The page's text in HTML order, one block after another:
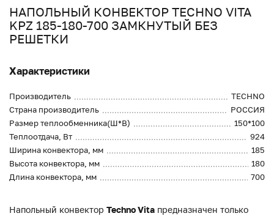
НАПОЛЬНЫЙ КОНВЕКТОР TECHNO VITA
KPZ 185-180-700 ЗАМКНУТЫЙ БЕЗ
РЕШЕТКИ
Характеристики
Производитель
TECHNO
Страна производитель
РОССИЯ
Размер теплообменника(Ш*В)
150*100
Теплоотдача, Вт
924
Ширина конвектора, мм
185
Высота конвектора, мм
180
Длина конвектора, мм
700
Напольный конвектор Techno Vita предназначен только